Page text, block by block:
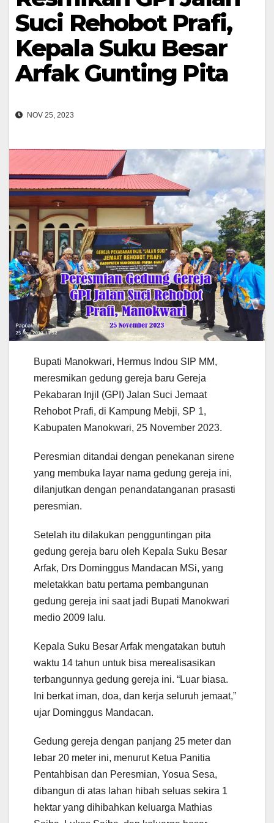
Suci Rehobot Prafi,
Kepala Suku Besar
Arfak Gunting Pita
NOV 25, 2023
Bupati Manokwari, Hermus Indou SIP MM,
meresmikan gedung gereja baru Gereja
Pekabaran Injil (GPI) Jalan Suci Jemaat
Rehobot Prafi, di Kampung Mebji, SP 1,
Kabupaten Manokwari, 25 November 2023.
Peresmian ditandai dengan penekanan sirene
yang membuka layar nama gedung gereja ini,
dilanjutkan dengan penandatanganan prasasti
peresmian.
Setelah itu dilakukan pengguntingan pita
gedung gereja baru oleh Kepala Suku Besar
Arfak, Drs Dominggus Mandacan MSi, yang
meletakkan batu pertama pembangunan
gedung gereja ini saat jadi Bupati Manokwari
medio 2009 lalu.
Kepala Suku Besar Arfak mengatakan butuh
waktu 14 tahun untuk bisa merealisasikan
terbangunnya gedung gereja ini. “Luar biasa.
Ini berkat iman, doa, dan kerja seluruh jemaat,”
ujar Dominggus Mandacan.
Gedung gereja dengan panjang 25 meter dan
lebar 20 meter ini, menurut Ketua Panitia
Pentahbisan dan Peresmian, Yosua Sesa,
dibangun di atas lahan hibah seluas sekira 1
hektar yang dihibahkan keluarga Mathias